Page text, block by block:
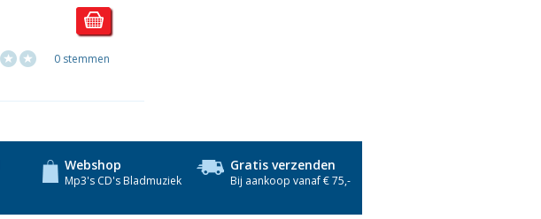
0 stemmen
Webshop
Mp3's CD's Bladmuziek
Gratis verzenden
Bij aankoop vanaf € 75,-